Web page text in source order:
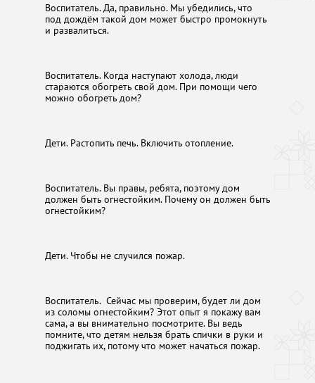
Воспитатель. Да, правильно. Мы убедились, что
под дождём такой дом может быстро промокнуть
и развалиться.
Воспитатель. Когда наступают холода, люди
стараются обогреть свой дом. При помощи чего
можно обогреть дом?
Дети. Растопить печь. Включить отопление.
Воспитатель. Вы правы, ребята, поэтому дом
должен быть огнестойким. Почему он должен быть
огнестойким?
Дети. Чтобы не случился пожар.
Воспитатель. Сейчас мы проверим, будет ли дом
из соломы огнестойким? Этот опыт я покажу вам
сама, а вы внимательно посмотрите. Вы ведь
помните, что детям нельзя брать спички в руки и
поджигать их, потому что может начаться пожар.